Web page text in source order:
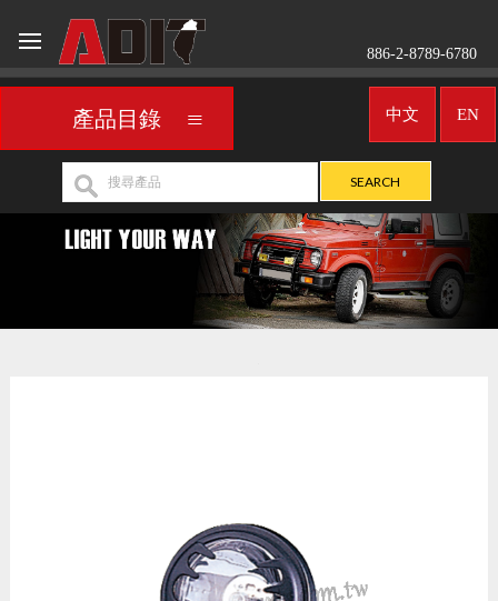
886-2-8789-6780
產品目錄 EN
中文